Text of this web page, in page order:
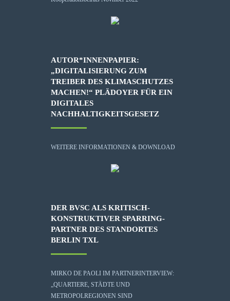
AUTOR*INNENPAPIER:
„DIGITALISIERUNG ZUM
TREIBER DES KLIMASCHUTZES
MACHEN!“ PLÄDOYER FÜR EIN
DIGITALES
NACHHALTIGKEITSGESETZ
WEITERE INFORMATIONEN & DOWNLOAD
DER BVSC ALS KRITISCH-
KONSTRUKTIVER SPARRING-
PARTNER DES STANDORTES
BERLIN TXL
MIRKO DE PAOLI IM PARTNERINTERVIEW:
„QUARTIERE, STÄDTE UND
METROPOLREGIONEN SIND